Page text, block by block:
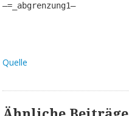
–=_abgrenzung1–
Quelle